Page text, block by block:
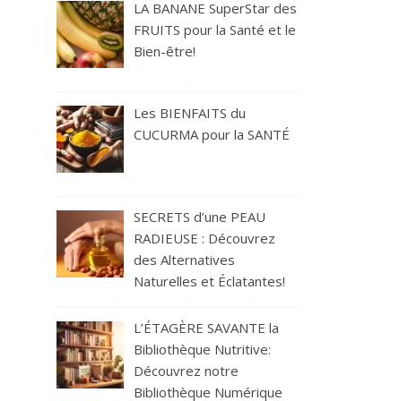
LA BANANE SuperStar des
FRUITS pour la Santé et le
Bien-être!
Les BIENFAITS du
CUCURMA pour la SANTÉ
SECRETS d’une PEAU
RADIEUSE : Découvrez
des Alternatives
Naturelles et Éclatantes!
L’ÉTAGÈRE SAVANTE la
Bibliothèque Nutritive:
Découvrez notre
Bibliothèque Numérique